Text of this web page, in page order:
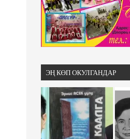
ЭҢ КӨП ОКУЛГАНДАР